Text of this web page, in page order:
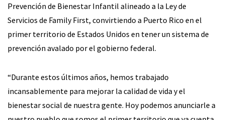
Prevención de Bienestar Infantil alineado a la Ley de
Servicios de Family First, convirtiendo a Puerto Rico en el
primer territorio de Estados Unidos en tener un sistema de
prevención avalado por el gobierno federal.
“Durante estos últimos años, hemos trabajado
incansablemente para mejorar la calidad de vida y el
bienestar social de nuestra gente. Hoy podemos anunciarle a